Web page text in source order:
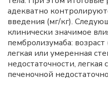
адекватно
введения (мг/кг).
клинически значимое
пембролизумаба:
легкая или умеренная
недостаточности, легкая
печеночной